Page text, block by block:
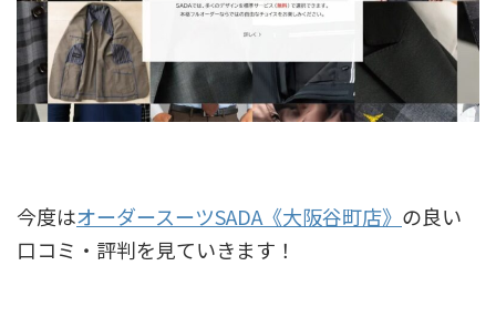
今度はオーダースーツSADA《大阪谷町店》 の良い
口コミ・評判を見ていきます！